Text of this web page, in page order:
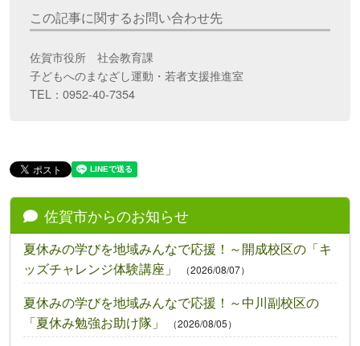
この記事に関するお問い合わせ先
佐賀市役所 社会教育課
子どもへのまなざし運動・若者支援推進室
TEL：0952-40-7354
佐賀市からのお知らせ
夏休みの学びを地域みんなで応援！～開成校区の「キ
ッズチャレンジ体験講座」
（2026/08/07）
夏休みの学びを地域みんなで応援！～中川副校区の
「夏休み勉強お助け隊」
（2026/08/05）